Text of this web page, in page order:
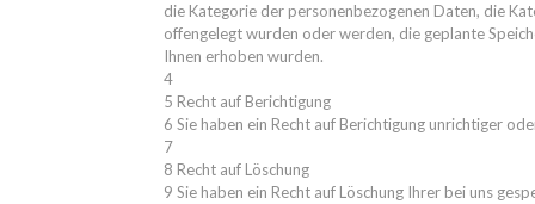
die Kategorie der personenbezogenen Daten, die
offengelegt wurden oder werden, die geplante
Ihnen erhoben wurden.
4
5 Recht auf Berichtigung
6 Sie haben ein Recht auf Berichtigung unrichtiger
7
8 Recht auf Löschung
9 Sie haben ein Recht auf Löschung Ihrer bei uns